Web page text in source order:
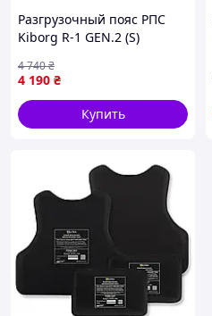
Разгрузочный пояс РПС
Kiborg R-1 GEN.2 (S)
класс Militex)
4 190 ₴
4 740₴
Купить